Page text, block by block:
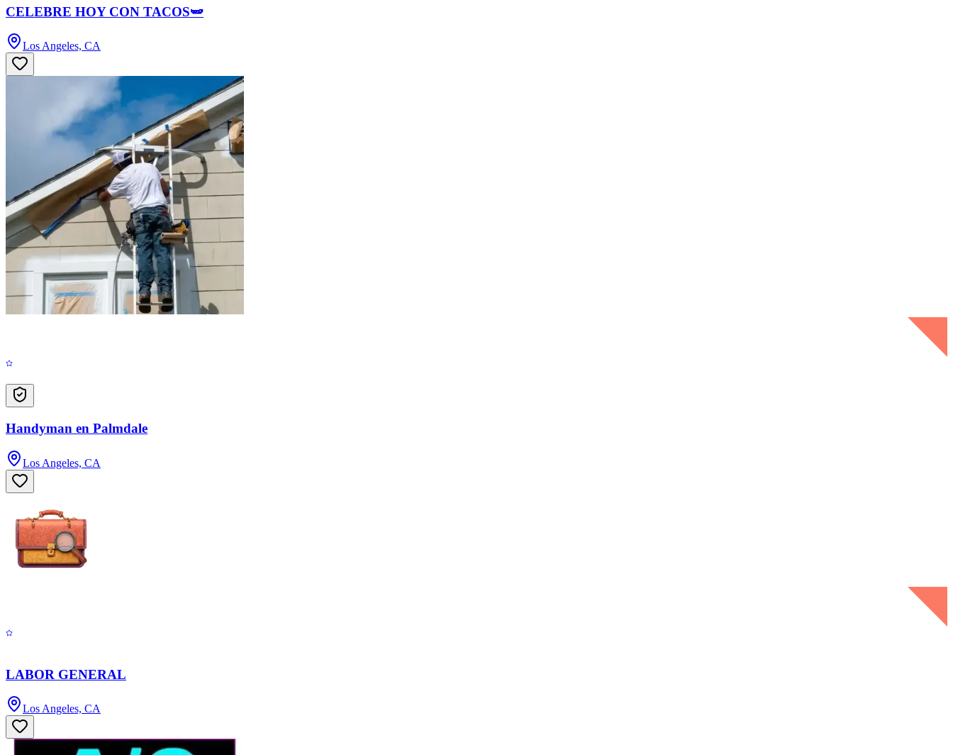
CELEBRE HOY CON TACOS🫛
Los Angeles, CA
Handyman en Palmdale
Los Angeles, CA
LABOR GENERAL
Los Angeles, CA